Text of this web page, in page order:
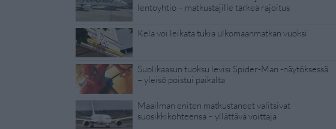
lentoyhtiö – matkustajille tärkeä rajoitus
Kela voi leikata tukia ulkomaanmatkan vuoksi
Suolikaasun tuoksu levisi Spider-Man -näytöksessä
– yleisö poistui paikalta
Maailman eniten matkustaneet valitsivat
suosikkikohteensa – yllättävä voittaja